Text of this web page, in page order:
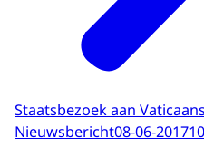
Staatsbezoek aan
Nieuwsbericht08-06-2017